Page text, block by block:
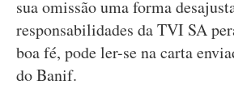
sua omissão uma forma
responsabilidades da TVI SA
boa fé, pode ler-se na carta
do Banif.